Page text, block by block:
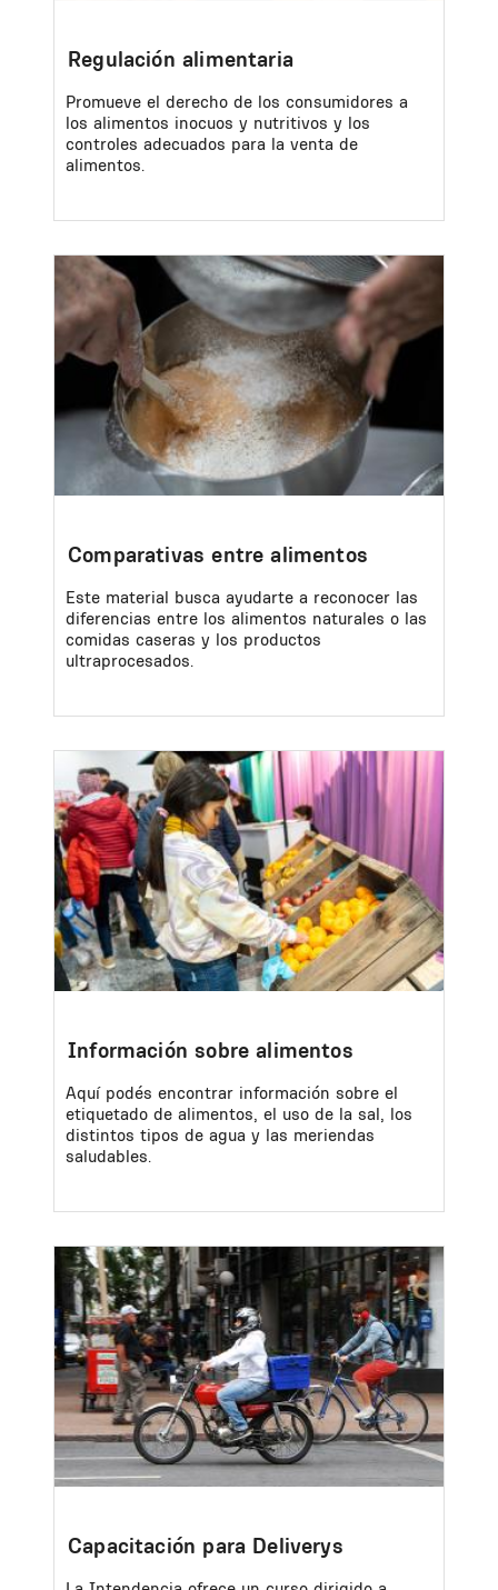
Regulación alimentaria
Promueve el derecho de los consumidores a
los alimentos inocuos y nutritivos y los
controles adecuados para la venta de
alimentos.
Image
Comparativas entre alimentos
Este material busca ayudarte a reconocer las
diferencias entre los alimentos naturales o las
comidas caseras y los productos
ultraprocesados.
Image
Información sobre alimentos
Aquí podés encontrar información sobre el
etiquetado de alimentos, el uso de la sal, los
distintos tipos de agua y las meriendas
saludables.
Image
Capacitación para Deliverys